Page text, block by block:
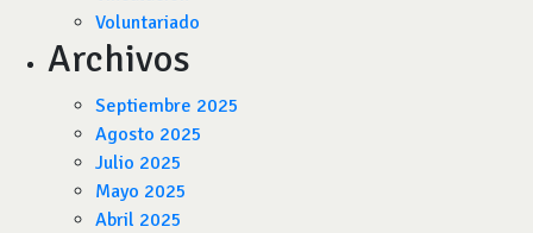
Voluntariado
Archivos
Septiembre 2025
Agosto 2025
Julio 2025
Mayo 2025
Abril 2025